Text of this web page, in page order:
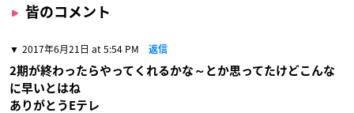
皆のコメント
2017年6月21日 at 5:54 PM 返信
2期が終わったらやってくれるかな～とか思ってたけどこんな
に早いとはね
ありがとうEテレ